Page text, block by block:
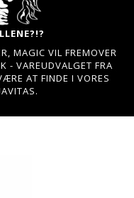
MAGIC VIL FREMOVER
- VAREUDVALGET FRA
AT FINDE I VORES